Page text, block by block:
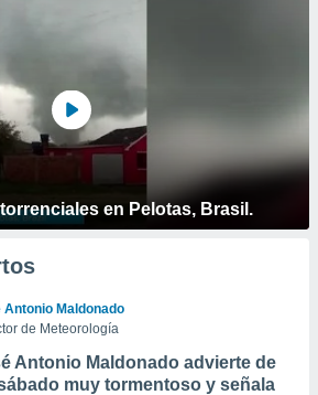
en Pelotas, Brasil.
Antonio Maldonado
de Meteorología
Antonio Maldonado advierte de
muy tormentoso y señala